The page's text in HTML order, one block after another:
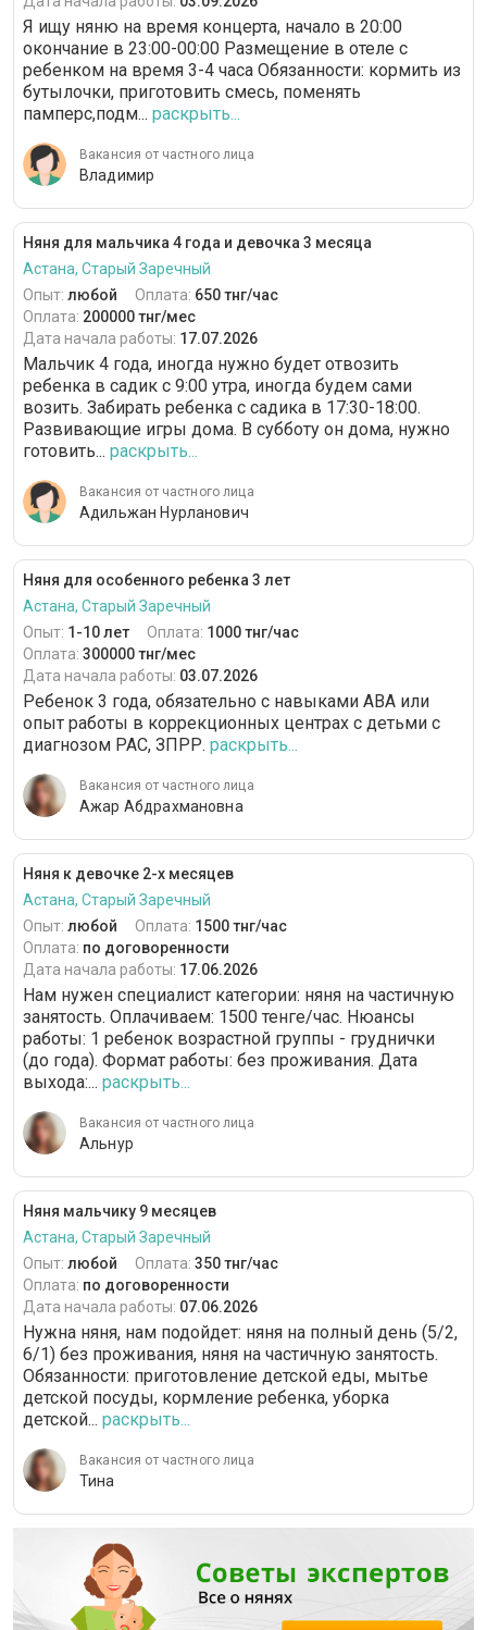
Я ищу няню на время концерта, начало в 20:00
окончание в 23:00-00:00 Размещение в отеле с
ребенком на время 3-4 часа Обязанности: кормить из
бутылочки, приготовить смесь, поменять
памперс,подм... раскрыть...
Вакансия от частного лица
Владимир
Няня для мальчика 4 года и девочка 3 месяца
Астана, Старый Заречный
Опыт: любой Оплата: 650 тнг/час
Оплата: 200000 тнг/мес
Дата начала работы: 17.07.2026
Мальчик 4 года, иногда нужно будет отвозить
ребенка в садик с 9:00 утра, иногда будем сами
возить. Забирать ребенка с садика в 17:30-18:00.
Развивающие игры дома. В субботу он дома, нужно
готовить... раскрыть...
Вакансия от частного лица
Адильжан Нурланович
Няня для особенного ребенка 3 лет
Астана, Старый Заречный
Опыт: 1-10 лет Оплата: 1000 тнг/час
Оплата: 300000 тнг/мес
Дата начала работы: 03.07.2026
Ребенок 3 года, обязательно с навыками АВА или
опыт работы в коррекционных центрах с детьми с
диагнозом РАС, ЗПРР. раскрыть...
Вакансия от частного лица
Ажар Абдрахмановна
Няня к девочке 2-х месяцев
Астана, Старый Заречный
Опыт: любой Оплата: 1500 тнг/час
Оплата: по договоренности
Дата начала работы: 17.06.2026
Нам нужен специалист категории: няня на частичную
занятость. Оплачиваем: 1500 тенге/час. Нюансы
работы: 1 ребенок возрастной группы - груднички
(до года). Формат работы: без проживания. Дата
выхода:... раскрыть...
Вакансия от частного лица
Альнур
Няня мальчику 9 месяцев
Астана, Старый Заречный
Опыт: любой Оплата: 350 тнг/час
Оплата: по договоренности
Дата начала работы: 07.06.2026
Нужна няня, нам подойдет: няня на полный день (5/2,
6/1) без проживания, няня на частичную занятость.
Обязанности: приготовление детской еды, мытье
детской посуды, кормление ребенка, уборка
детской... раскрыть...
Вакансия от частного лица
Тина